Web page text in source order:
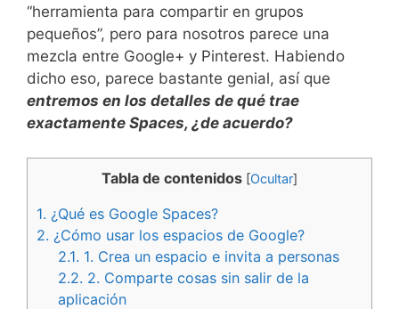
“herramienta para compartir en grupos
pequeños”, pero para nosotros parece una
mezcla entre Google+ y Pinterest. Habiendo
dicho eso, parece bastante genial, así que
entremos en los detalles de qué trae
exactamente Spaces, ¿de acuerdo?
Tabla de contenidos [Ocultar]
1. ¿Qué es Google Spaces?
2. ¿Cómo usar los espacios de Google?
2.1. 1. Crea un espacio e invita a personas
2.2. 2. Comparte cosas sin salir de la
aplicación